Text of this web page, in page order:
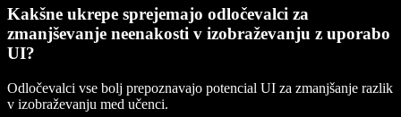
Kakšne ukrepe sprejemajo odločevalci za
zmanjševanje neenakosti v izobraževanju z uporabo
UI?
Odločevalci vse bolj prepoznavajo potencial UI za zmanjšanje razlik
v izobraževanju med učenci.